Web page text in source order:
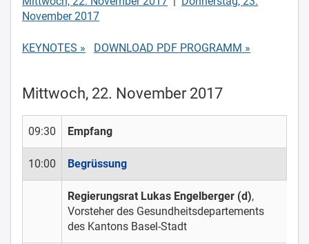
November 2017
KEYNOTES » DOWNLOAD PDF PROGRAMM »
Mittwoch, 22. November 2017
09:30 Empfang
10:00 Begrüssung
Regierungsrat Lukas Engelberger (d),
Vorsteher des Gesundheitsdepartements
des Kantons Basel-Stadt